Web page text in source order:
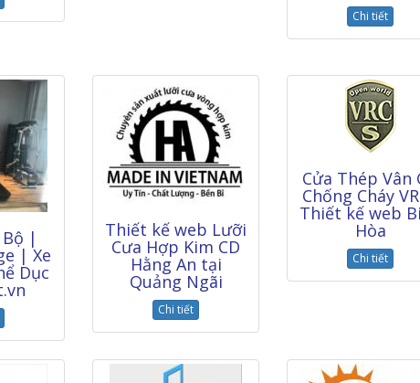
Chi tiết
Bộ |
| Xe
Dục
Thiết kế web Lưỡi
Cưa Hợp Kim CD
Hằng An tại
Quảng Ngãi
Chi tiết
Cửa Thép Vân
Chống Cháy
Thiết kế web
Hòa
Chi tiết